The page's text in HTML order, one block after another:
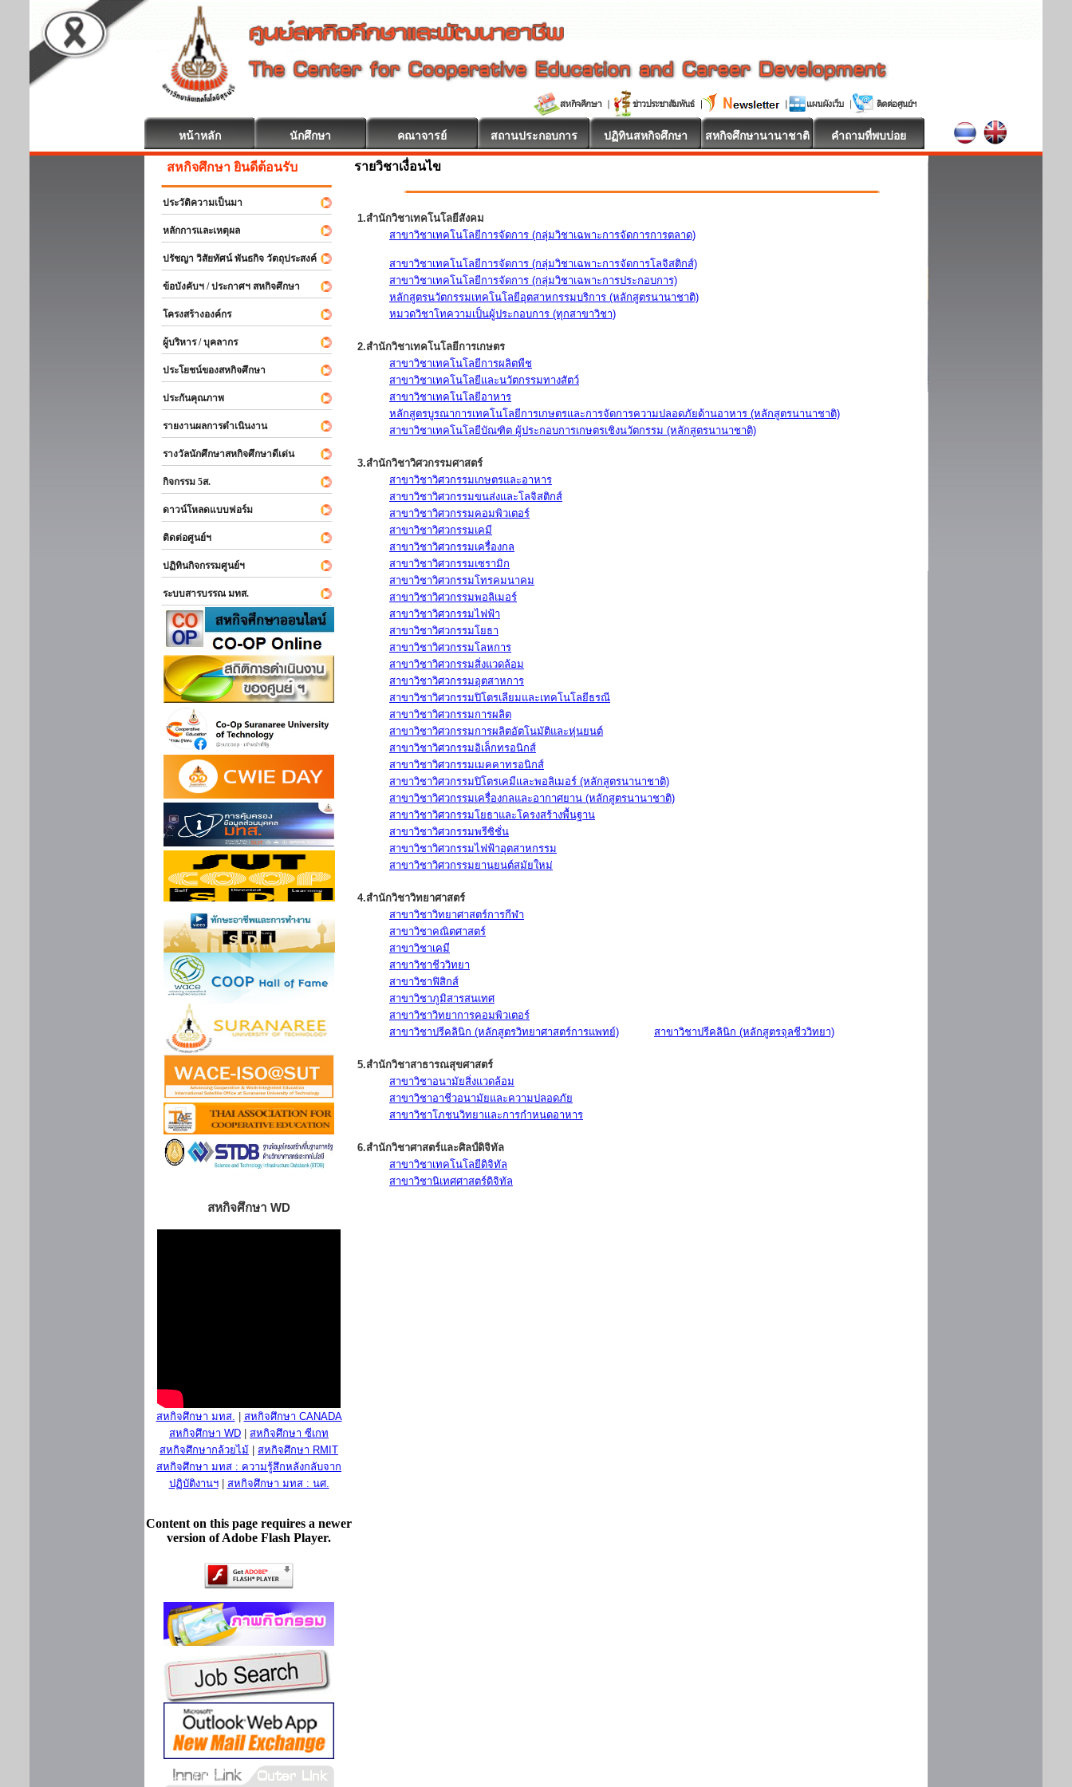
หน้าหลัก นักศึกษา คณาจารย์ สถานประกอบการ ปฏิทินสหกิจศึกษา สหกิจศึกษานานาชาติ คำถามที่พบบ่อย
สหกิจศึกษา ยินดีต้อนรับ
ประวัติความเป็นมา
หลักการและเหตุผล
ปรัชญา วิสัยทัศน์ พันธกิจ วัตถุประสงค์
ข้อบังคับฯ / ประกาศฯ สหกิจศึกษา
โครงสร้างองค์กร
ผู้บริหาร / บุคลากร
ประโยชน์ของสหกิจศึกษา
ประกันคุณภาพ
รายงานผลการดำเนินงาน
รางวัลนักศึกษาสหกิจศึกษาดีเด่น
กิจกรรม 5ส.
ดาวน์โหลดแบบฟอร์ม
ติดต่อศูนย์ฯ
ปฏิทินกิจกรรมศูนย์ฯ
ระบบสารบรรณ มทส.
สหกิจศึกษา WD
สหกิจศึกษา มทส.
สหกิจศึกษา CANADA
สหกิจศึกษา WD
สหกิจศึกษา ซีเกท
สหกิจศึกษากล้วยไม้
สหกิจศึกษา RMIT
สหกิจศึกษา มทส : ความรู้สึกหลังกลับจาก
ปฏิบัติงานฯ| สหกิจศึกษา มทส : นศ.
Content on this page requires a newer
version of Adobe Flash Player.
รายวิชาเงื่อนไข
1.สำนักวิชาเทคโนโลยีสังคม
สาขาวิชาเทคโนโลยีการจัดการ (กลุ่มวิชาเฉพาะการจัดการการตลาด)
สาขาวิชาเทคโนโลยีการจัดการ (กลุ่มวิชาเฉพาะการจัดการโลจิสติกส์)
สาขาวิชาเทคโนโลยีการจัดการ (กลุ่มวิชาเฉพาะการประกอบการ)
หลักสูตรนวัตกรรมเทคโนโลยีอุตสาหกรรมบริการ (หลักสูตรนานาชาติ)
หมวดวิชาโทความเป็นผู้ประกอบการ (ทุกสาขาวิชา)
2.สำนักวิชาเทคโนโลยีการเกษตร
สาขาวิชาเทคโนโลยีการผลิตพืช
สาขาวิชาเทคโนโลยีและนวัตกรรมทางสัตว์
สาขาวิชาเทคโนโลยีอาหาร
หลักสูตรบูรณาการเทคโนโลยีการเกษตรและการจัดการความปลอดภัยด้านอาหาร (หลักสูตรนานาชาติ)
สาขาวิชาเทคโนโลยีบัณฑิต ผู้ประกอบการเกษตรเชิงนวัตกรรม (หลักสูตรนานาชาติ)
3.สำนักวิชาวิศวกรรมศาสตร์
สาขาวิชาวิศวกรรมเกษตรและอาหาร
สาขาวิชาวิศวกรรมขนส่งและโลจิสติกส์
สาขาวิชาวิศวกรรมคอมพิวเตอร์
สาขาวิชาวิศวกรรมเคมี
สาขาวิชาวิศวกรรมเครื่องกล
สาขาวิชาวิศวกรรมเซรามิก
สาขาวิชาวิศวกรรมโทรคมนาคม
สาขาวิชาวิศวกรรมพอลิเมอร์
สาขาวิชาวิศวกรรมไฟฟ้า
สาขาวิชาวิศวกรรมโยธา
สาขาวิชาวิศวกรรมโลหการ
สาขาวิชาวิศวกรรมสิ่งแวดล้อม
สาขาวิชาวิศวกรรมอุตสาหการ
สาขาวิชาวิศวกรรมปิโตรเลียมและเทคโนโลยีธรณี
สาขาวิชาวิศวกรรมการผลิต
สาขาวิชาวิศวกรรมการผลิตอัตโนมัติและหุ่นยนต์
สาขาวิชาวิศวกรรมอิเล็กทรอนิกส์
สาขาวิชาวิศวกรรมเมคคาทรอนิกส์
สาขาวิชาวิศวกรรมปิโตรเคมีและพอลิเมอร์ (หลักสูตรนานาชาติ)
สาขาวิชาวิศวกรรมเครื่องกลและอากาศยาน (หลักสูตรนานาชาติ)
สาขาวิชาวิศวกรรมโยธาและโครงสร้างพื้นฐาน
สาขาวิชาวิศวกรรมพรีซิชั่น
สาขาวิชาวิศวกรรมไฟฟ้าอุตสาหกรรม
สาขาวิชาวิศวกรรมยานยนต์สมัยใหม่
4.สำนักวิชาวิทยาศาสตร์
สาขาวิชาวิทยาศาสตร์การกีฬา
สาขาวิชาคณิตศาสตร์
สาขาวิชาเคมี
สาขาวิชาชีววิทยา
สาขาวิชาฟิสิกส์
สาขาวิชาภูมิสารสนเทศ
สาขาวิชาวิทยาการคอมพิวเตอร์
สาขาวิชาปรีคลินิก (หลักสูตรวิทยาศาสตร์การแพทย์)
สาขาวิชาปรีคลินิก (หลักสูตรจุลชีววิทยา)
5.สำนักวิชาสาธารณสุขศาสตร์
สาขาวิชาอนามัยสิ่งแวดล้อม
สาขาวิชาอาชีวอนามัยและความปลอดภัย
สาขาวิชาโภชนวิทยาและการกำหนดอาหาร
6.สำนักวิชาศาสตร์และศิลป์ดิจิทัล
สาขาวิชาเทคโนโลยีดิจิทัล
สาขาวิชานิเทศศาสตร์ดิจิทัล